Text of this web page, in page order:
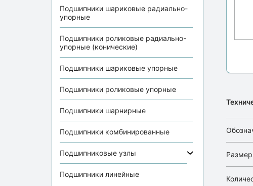
Подшипники шариковые радиально-
упорные
Подшипники роликовые радиально-
упорные (конические)
Подшипники шариковые упорные
Подшипники роликовые упорные
Подшипники шарнирные
Подшипники комбинированные
Подшипниковые узлы
Подшипники линейные